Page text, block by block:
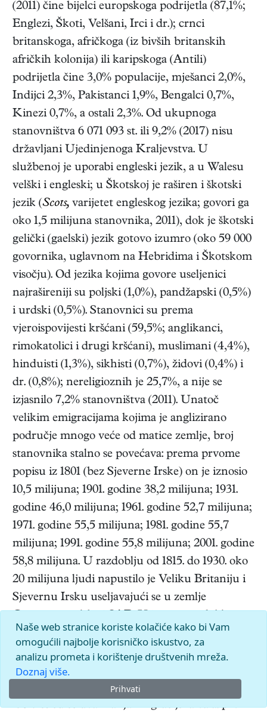
(2011) čine bijelci europskoga podrijetla (87,1%;
Englezi, Škoti, Velšani, Irci i dr.); crnci
britanskoga, afričkoga (iz bivših britanskih
afričkih kolonija) ili karipskoga (Antili)
podrijetla čine 3,0% populacije, mješanci 2,0%,
Indijci 2,3%, Pakistanci 1,9%, Bengalci 0,7%,
Kinezi 0,7%, a ostali 2,3%. Od ukupnoga
stanovništva 6 071 093 st. ili 9,2% (2017) nisu
državljani Ujedinjenoga Kraljevstva. U
službenoj je uporabi engleski jezik, a u Walesu
velški i engleski; u Škotskoj je raširen i škotski
jezik (Scots, varijetet engleskog jezika; govori ga
oko 1,5 milijuna stanovnika, 2011), dok je škotski
gelički (gaelski) jezik gotovo izumro (oko 59 000
govornika, uglavnom na Hebridima i Škotskom
visočju). Od jezika kojima govore useljenici
najrašireniji su poljski (1,0%), pandžapski (0,5%)
i urdski (0,5%). Stanovnici su prema
vjeroispovijesti kršćani (59,5%; anglikanci,
rimokatolici i drugi kršćani), muslimani (4,4%),
hinduisti (1,3%), sikhisti (0,7%), židovi (0,4%) i
dr. (0,8%); nereligioznih je 25,7%, a nije se
izjasnilo 7,2% stanovništva (2011). Unatoč
velikim emigracijama kojima je anglizirano
područje mnogo veće od matice zemlje, broj
stanovnika stalno se povećava: prema prvome
popisu iz 1801 (bez Sjeverne Irske) on je iznosio
10,5 milijuna; 1901. godine 38,2 milijuna; 1931.
godine 46,0 milijuna; 1961. godine 52,7 milijuna;
1971. godine 55,5 milijuna; 1981. godine 55,7
milijuna; 1991. godine 55,8 milijuna; 2001. godine
58,8 milijuna. U razdoblju od 1815. do 1930. oko
20 milijuna ljudi napustilo je Veliku Britaniju i
Sjevernu Irsku useljavajući se u zemlje
jačala je povratna struja i imigrirao je velik broj
Europljana (uglavnom Rusi, Poljaci, Nijemci i
Mađari). Ipak, gubitak ljudi emigracijama od
1871. do 1931. iznosio je oko četiri milijuna. Od
1931. ističu se dva manja imigracijska vala: prvi
Naše web stranice koriste kolačiće kako bi Vam
omogućili najbolje korisničko iskustvo, za
analizu prometa i korištenje društvenih mreža.
Doznaj više.
Prihvati